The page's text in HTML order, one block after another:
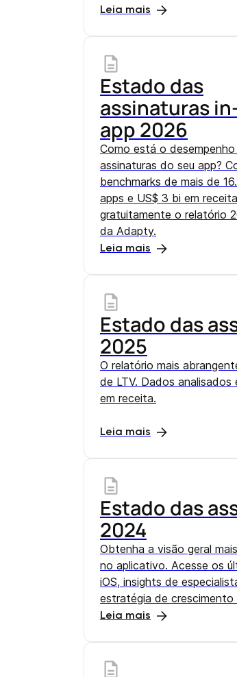
Leia mais
Estado das
assinaturas
app 2026
Como está o
assinaturas do seu app?
benchmarks de mais de
apps e US$ 3 bi em
gratuitamente o relatório
da Adapty.
Leia mais
Estado das
2025
O relatório mais
de LTV. Dados analisados
em receita.
Leia mais
Estado das
2024
Obtenha a visão geral
no aplicativo. Acesse os
iOS, insights de
estratégia de
Leia mais